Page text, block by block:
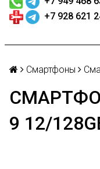
+7 928 621
Смартфоны
9 12/